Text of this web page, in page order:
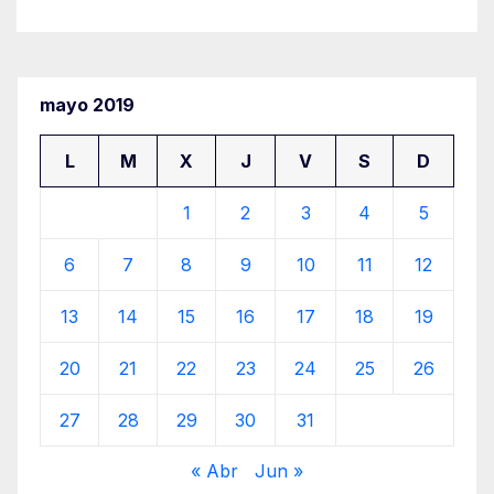
mayo 2019
L M X J V S D
1 2 3 4 5
6 7 8 9 10 11 12
13 14 15 16 17 18 19
20 21 22 23 24 25 26
27 28 29 30 31
« Abr Jun »